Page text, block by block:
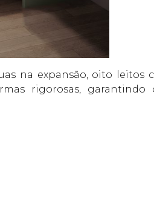
na expansão, oito leitos
rigorosas, garantindo